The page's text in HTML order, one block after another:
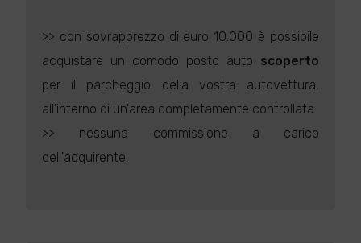
>> con sovrapprezzo di euro 10.000 è possibile
acquistare un comodo posto auto scoperto
per il parcheggio della vostra autovettura,
all'interno di un'area completamente controllata.
>> nessuna commissione a carico
dell'acquirente.